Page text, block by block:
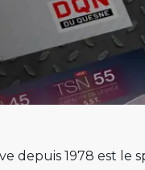
depuis 1978 est